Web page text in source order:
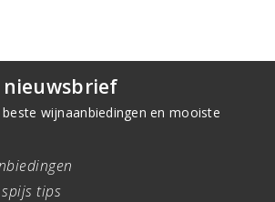
wijnaanbiedingen en mooiste
tips